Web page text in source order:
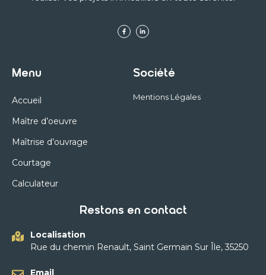
Menu
Accueil
Maître d’oeuvre
Maîtrise d’ouvrage
Courtage
Calculateur
Société
Mentions Légales
Restons en contact
Localisation
Rue du chemin Renault, Saint Germain Sur Île, 35250
Email